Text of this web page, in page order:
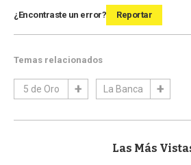
¿Encontraste un error? Reportar
Temas relacionados
5 de Oro La Banca
Las Más